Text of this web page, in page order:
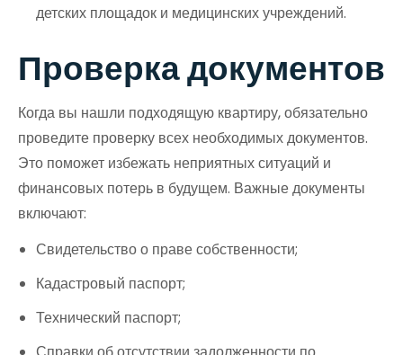
детских площадок и медицинских учреждений.
Проверка документов
Когда вы нашли подходящую квартиру, обязательно
проведите проверку всех необходимых документов.
Это поможет избежать неприятных ситуаций и
финансовых потерь в будущем. Важные документы
включают:
Свидетельство о праве собственности;
Кадастровый паспорт;
Технический паспорт;